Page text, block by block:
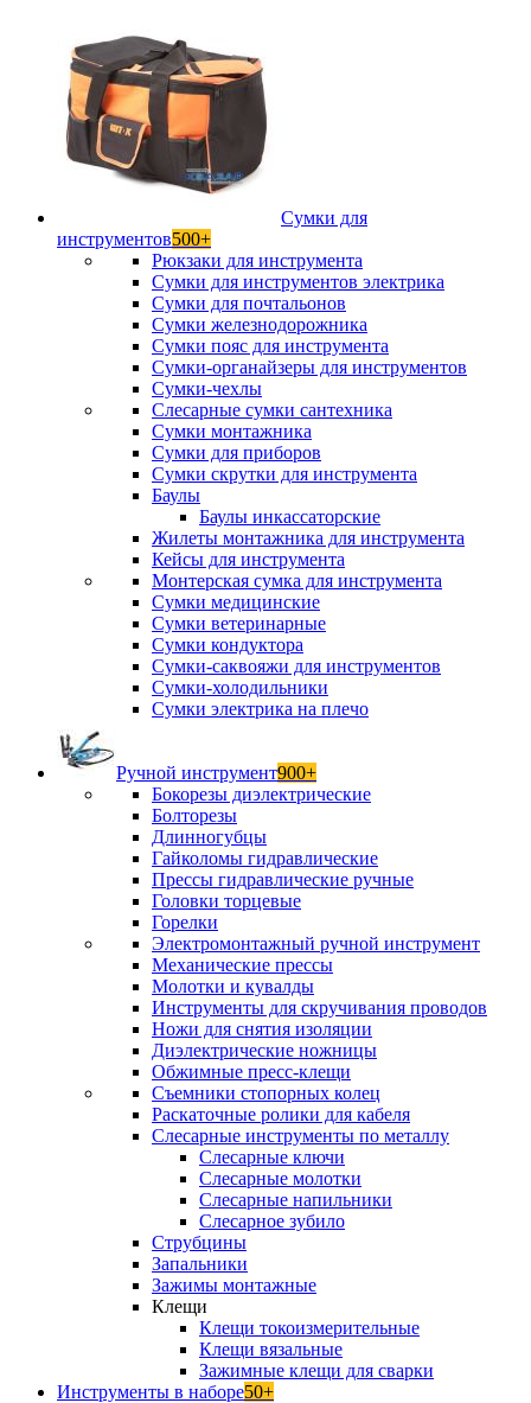
Сумки для
инструментов500+
Рюкзаки для инструмента
Сумки для инструментов электрика
Сумки для почтальонов
Сумки железнодорожника
Сумки пояс для инструмента
Сумки-органайзеры для инструментов
Сумки-чехлы
Слесарные сумки сантехника
Сумки монтажника
Сумки для приборов
Сумки скрутки для инструмента
Баулы
Баулы инкассаторские
Жилеты монтажника для инструмента
Кейсы для инструмента
Монтерская сумка для инструмента
Сумки медицинские
Сумки ветеринарные
Сумки кондуктора
Сумки-саквояжи для инструментов
Сумки-холодильники
Сумки электрика на плечо
Ручной инструмент900+
Бокорезы диэлектрические
Болторезы
Длинногубцы
Гайколомы гидравлические
Прессы гидравлические ручные
Головки торцевые
Горелки
Электромонтажный ручной инструмент
Механические прессы
Молотки и кувалды
Инструменты для скручивания проводов
Ножи для снятия изоляции
Диэлектрические ножницы
Обжимные пресс-клещи
Съемники стопорных колец
Раскаточные ролики для кабеля
Слесарные инструменты по металлу
Слесарные ключи
Слесарные молотки
Слесарные напильники
Слесарное зубило
Струбцины
Запальники
Зажимы монтажные
Клещи
Клещи токоизмерительные
Клещи вязальные
Зажимные клещи для сварки
Инструменты в наборе50+